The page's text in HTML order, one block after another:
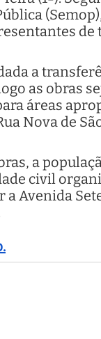
de
a
as obras
áreas
Nova de
a
civil
Avenida